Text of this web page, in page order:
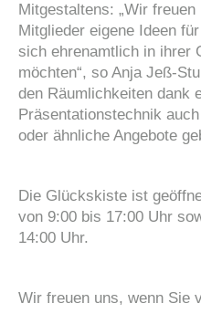
Mitgestaltens: „Wir
Mitglieder eigene Ideen
sich ehrenamtlich in ihrer
möchten“, so Anja Jeß-
den Räumlichkeiten dank
Präsentationstechnik
oder ähnliche Angebote
Die Glückskiste ist
von 9:00 bis 17:00 Uhr
14:00 Uhr.
Wir freuen uns, wenn Sie